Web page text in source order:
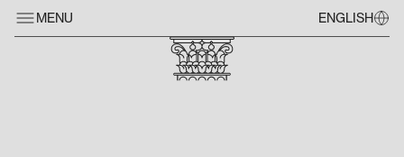
MENU ENGLISH